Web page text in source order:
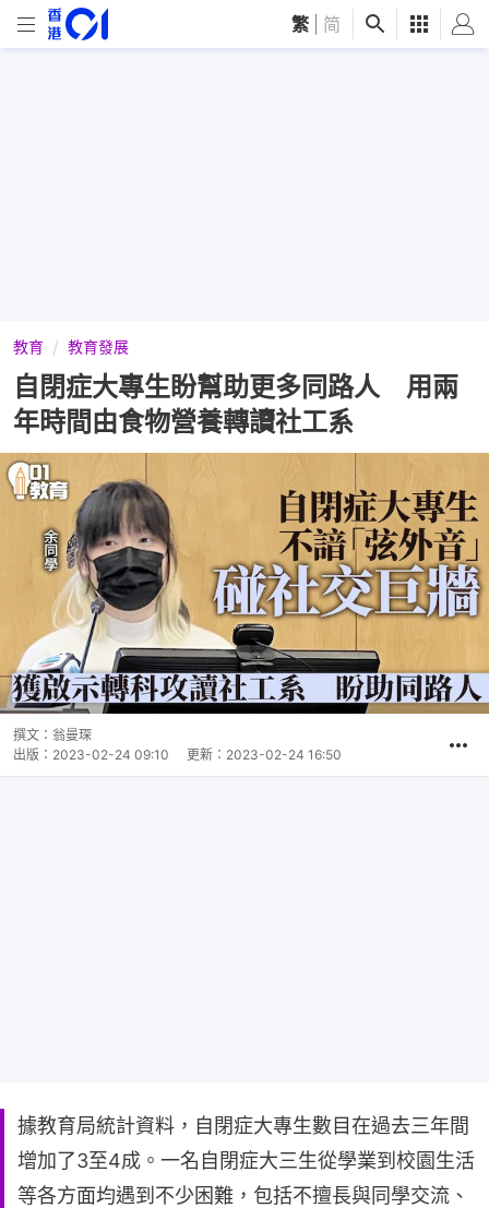
繁 简
教育 教育發展
自閉症大專生盼幫助更多同路人 用兩
年時間由食物營養轉讀社工系
撰文： 翁曼琛
出版： 2023-02-24 09:10 更新： 2023-02-24 16:50
據教育局統計資料，自閉症大專生數目在過去三年間
增加了3至4成。一名自閉症大三生從學業到校園生活
等各方面均遇到不少困難，包括不擅長與同學交流、